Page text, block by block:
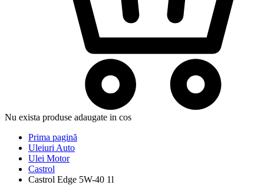
Nu exista produse adaugate in cos
Prima pagină
Uleiuri Auto
Ulei Motor
Castrol
Castrol Edge 5W-40 1l